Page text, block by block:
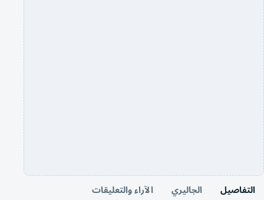
التفاصيل الجاليري الآراء والتعليقات